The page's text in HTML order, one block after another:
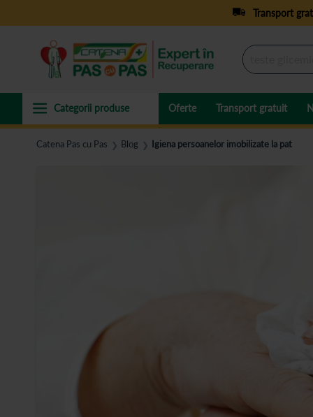
Transport
Oferte Transport gratuit
Catena Pas cu Pas ❯ Blog ❯ Igiena persoanelor imobilizate la pat